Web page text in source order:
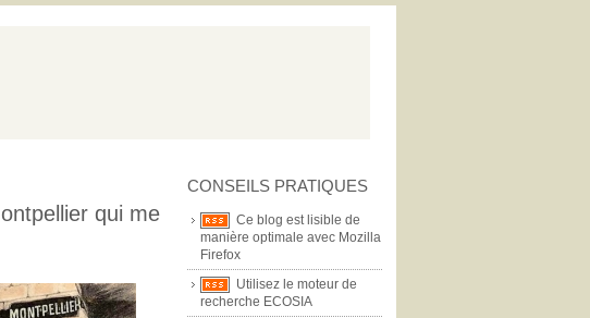
CONSEILS PRATIQUES
Ce blog est lisible de
manière optimale avec Mozilla
Firefox
Utilisez le moteur de
recherche ECOSIA
qui me